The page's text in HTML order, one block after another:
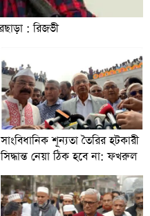
: রিজভী
সাংবিধানিক শূন্যতা তৈরির হটকারী
সিদ্ধান্ত নেয়া ঠিক হবে না: ফখরুল